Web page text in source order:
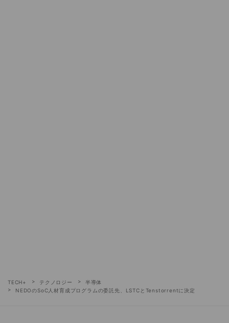
TECH+ テクノロジー
半導体
NEDOのSoC人材育成プログラムの委託先、LSTCとTenstorrentに決定